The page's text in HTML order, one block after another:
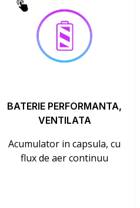
BATERIE PERFORMANTA,
VENTILATA
Acumulator in capsula, cu
flux de aer continuu